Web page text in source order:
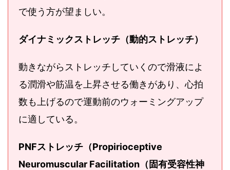
で使う方が望ましい。
ダイナミックストレッチ（動的ストレッチ）
動きながらストレッチしていくので滑液によ
る潤滑や筋温を上昇させる働きがあり、心拍
数も上げるので運動前のウォーミングアップ
に適している。
PNFストレッチ（Propirioceptive
Neuromuscular Facilitation（固有受容性神